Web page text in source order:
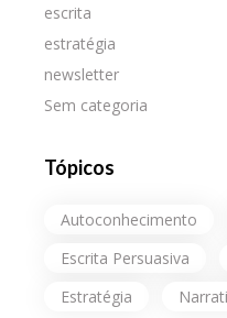
escrita
estratégia
newsletter
Sem categoria
Tópicos
Autoconhecimento
Escrita Persuasiva
Estratégia